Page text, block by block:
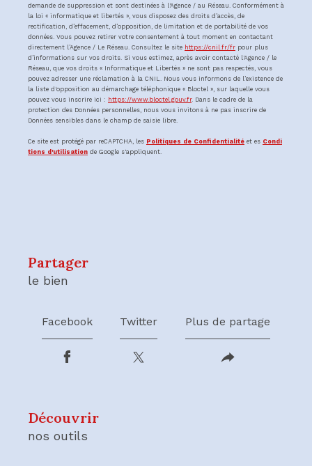
demande de suppression et sont destinées à l'Agence / au Réseau. Conformément à
la loi « informatique et libertés », vous disposez des droits d’accès, de
rectification, d’effacement, d’opposition, de limitation et de portabilité de vos
données. Vous pouvez retirer votre consentement à tout moment en contactant
directement l’Agence / Le Réseau. Consultez le site https://cnil.fr/fr pour plus
d’informations sur vos droits. Si vous estimez, après avoir contacté l'Agence / le
Réseau, que vos droits « Informatique et Libertés » ne sont pas respectés, vous
pouvez adresser une réclamation à la CNIL. Nous vous informons de l’existence de
la liste d'opposition au démarchage téléphonique « Bloctel », sur laquelle vous
pouvez vous inscrire ici : https://www.bloctel.gouv.fr. Dans le cadre de la
protection des Données personnelles, nous vous invitons à ne pas inscrire de
Données sensibles dans le champ de saisie libre.
Ce site est protégé par reCAPTCHA, les Politiques de Confidentialité et es Condi
tions d'utilisation de Google s'appliquent.
partager
le bien
Facebook Twitter Plus de partage
découvrir
nos outils